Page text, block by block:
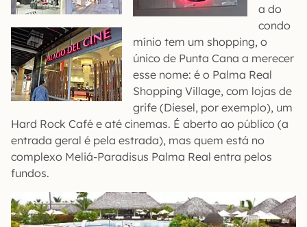
a do
condo
mínio tem um shopping, o
único de Punta Cana a merecer
esse nome: é o Palma Real
Shopping Village, com lojas de
grife (Diesel, por exemplo), um
Hard Rock Café e até cinemas. É aberto ao público (a
entrada geral é pela estrada), mas quem está no
complexo Meliá-Paradisus Palma Real entra pelos
fundos.